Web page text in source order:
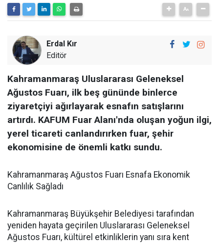
Erdal Kır
Editör
Kahramanmaraş Uluslararası Geleneksel
Ağustos Fuarı, ilk beş gününde binlerce
ziyaretçiyi ağırlayarak esnafın satışlarını
artırdı. KAFUM Fuar Alanı'nda oluşan yoğun ilgi,
yerel ticareti canlandırırken fuar, şehir
ekonomisine de önemli katkı sundu.
Kahramanmaraş Ağustos Fuarı Esnafa Ekonomik
Canlılık Sağladı
Kahramanmaraş Büyükşehir Belediyesi tarafından
yeniden hayata geçirilen Uluslararası Geleneksel
Ağustos Fuarı, kültürel etkinliklerin yanı sıra kent